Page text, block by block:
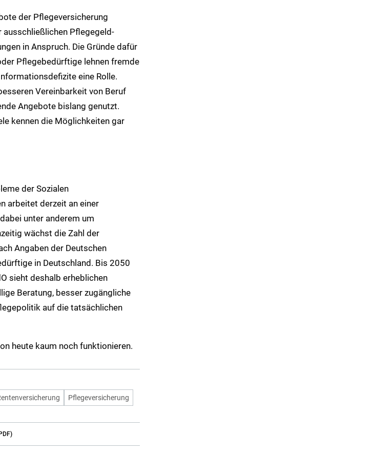
der Pflegeversicherung
Pflegegeld-
in Anspruch. Die Gründe dafür
Pflegebedürftige lehnen fremde
eine Rolle.
Vereinbarkeit von Beruf
Angebote bislang genutzt.
kennen die Möglichkeiten gar
der Sozialen
arbeitet derzeit an einer
unter anderem um
wächst die Zahl der
Angaben der Deutschen
in Deutschland. Bis 2050
sieht deshalb erheblichen
Beratung, besser zugängliche
auf die tatsächlichen
heute kaum noch funktionieren.
Pflegeversicherung